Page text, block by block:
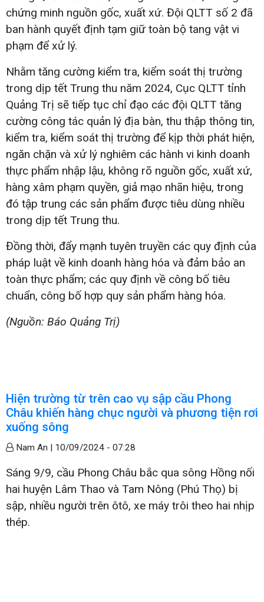
chứng minh nguồn gốc, xuất xứ. Đội QLTT số 2 đã
ban hành quyết định tạm giữ toàn bộ tang vật vi
phạm để xử lý.
Nhằm tăng cường kiểm tra, kiểm soát thị trường
trong dịp tết Trung thu năm 2024, Cục QLTT tỉnh
Quảng Trị sẽ tiếp tục chỉ đạo các đội QLTT tăng
cường công tác quản lý địa bàn, thu thập thông tin,
kiểm tra, kiểm soát thị trường để kịp thời phát hiện,
ngăn chặn và xử lý nghiêm các hành vi kinh doanh
thực phẩm nhập lậu, không rõ nguồn gốc, xuất xứ,
hàng xâm phạm quyền, giả mạo nhãn hiệu, trong
đó tập trung các sản phẩm được tiêu dùng nhiều
trong dịp tết Trung thu.
Đồng thời, đẩy mạnh tuyên truyền các quy định của
pháp luật về kinh doanh hàng hóa và đảm bảo an
toàn thực phẩm; các quy định về công bố tiêu
chuẩn, công bố hợp quy sản phẩm hàng hóa.
(Nguồn: Báo Quảng Trị)
Hiện trường từ trên cao vụ sập cầu Phong
Châu khiến hàng chục người và phương tiện rơi
xuống sông
Nam An | 10/09/2024 - 07:28
Sáng 9/9, cầu Phong Châu bắc qua sông Hồng nối
hai huyện Lâm Thao và Tam Nông (Phú Thọ) bị
sập, nhiều người trên ôtô, xe máy trôi theo hai nhịp
thép.